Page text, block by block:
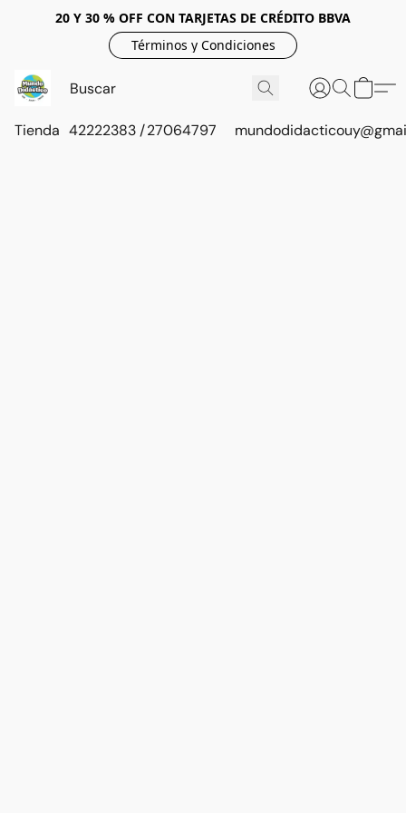
20 Y 30 % OFF CON TARJETAS DE CRÉDITO BBVA
Términos y Condiciones
Tienda 42222383 / 27064797